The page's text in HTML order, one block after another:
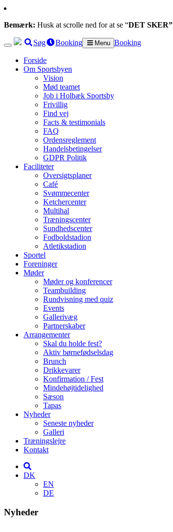
Bemærk: Husk at scrolle ned for at se “DET SKER”
Søg Booking Menu Booking
Forside
Om Sportsbyen
Vision
Mød teamet
Job i Holbæk Sportsby
Frivillig
Find vej
Facts & testimonials
FAQ
Ordensreglement
Handelsbetingelser
GDPR Politik
Faciliteter
Oversigtsplaner
Café
Svømmecenter
Ketchercenter
Multihal
Træningscenter
Sundhedscenter
Fodboldstadion
Atletikstadion
Sportel
Foreninger
Møder
Møder og konferencer
Teambuilding
Rundvisning med quiz
Events
Gallerivæg
Partnerskaber
Arrangementer
Skal du holde fest?
Aktiv børnefødselsdag
Brunch
Drikkevarer
Konfirmation / Fest
Mindehøjtidelighed
Sæson
Tapas
Nyheder
Seneste nyheder
Galleri
Træningslejre
Kontakt
DK
EN
DE
Nyheder